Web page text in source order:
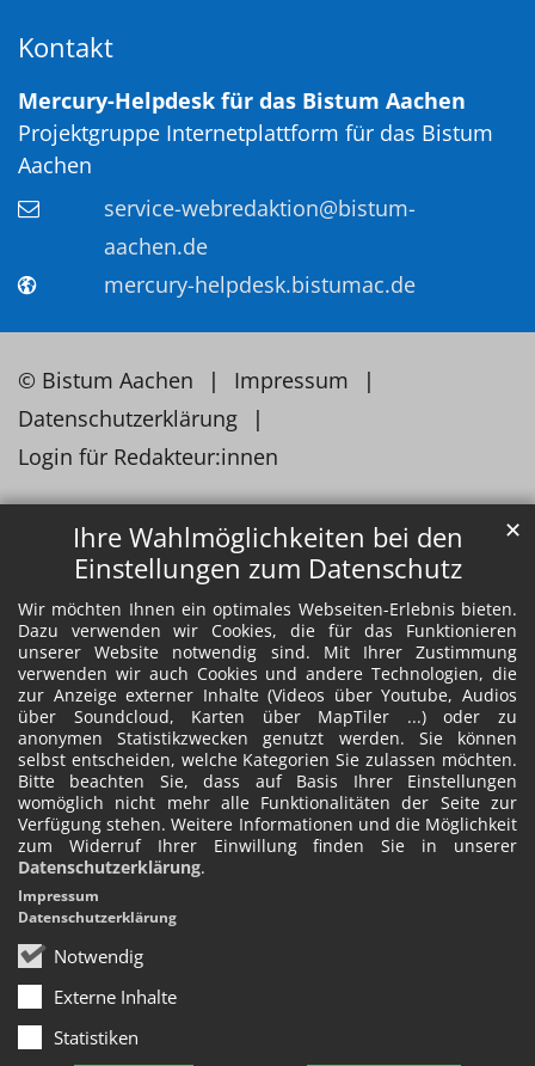
Ihre Wahlmöglichkeiten bei den
Einstellungen zum Datenschutz
Wir möchten Ihnen ein optimales Webseiten-Erlebnis bieten.
Dazu verwenden wir Cookies, die für das Funktionieren
unserer Website notwendig sind. Mit Ihrer Zustimmung
verwenden wir auch Cookies und andere Technologien, die
zur Anzeige externer Inhalte (Videos über Youtube, Audios
über Soundcloud, Karten über MapTiler ...) oder zu
anonymen Statistikzwecken genutzt werden. Sie können
selbst entscheiden, welche Kategorien Sie zulassen möchten.
Bitte beachten Sie, dass auf Basis Ihrer Einstellungen
womöglich nicht mehr alle Funktionalitäten der Seite zur
Verfügung stehen. Weitere Informationen und die Möglichkeit
zum Widerruf Ihrer Einwillung finden Sie in unserer
Datenschutzerklärung.
Notwendig
Externe Inhalte
Statistiken
✕
Impressum
Datenschutzerklärung
Kontakt
Mercury-Helpdesk für das Bistum Aachen
Projektgruppe Internetplattform für das Bistum
Aachen
service-webredaktion@bistum-
aachen.de
mercury-helpdesk.bistumac.de
© Bistum Aachen
Impressum
Datenschutzerklärung
Login für Redakteur:innen